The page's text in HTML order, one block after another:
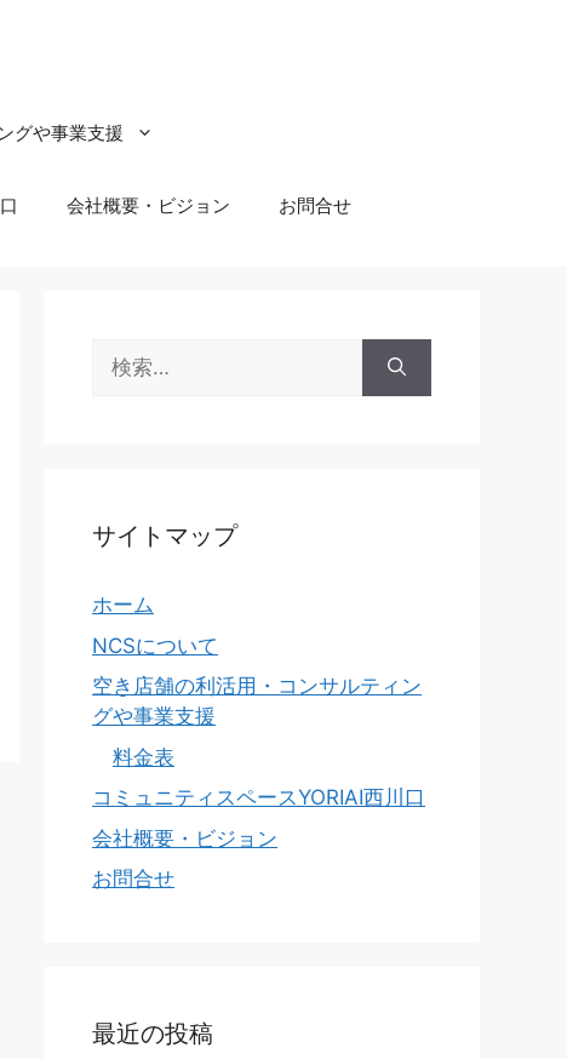
グや事業支援
会社概要・ビジョン お問合せ
索:
サイトマップ
ホーム
NCSについて
空き店舗の利活用・コンサルティン
グや事業支援
料金表
コミュニティスペースYORIAI西川口
会社概要・ビジョン
お問合せ
最近の投稿